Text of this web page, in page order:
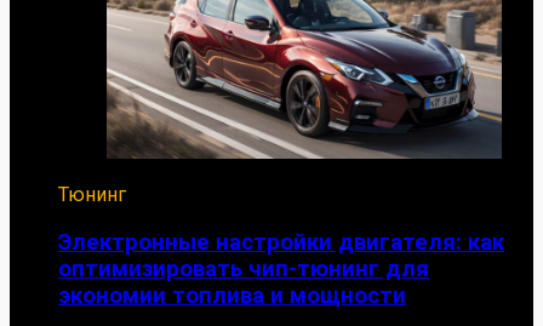
Тюнинг
Электронные настройки двигателя: как
оптимизировать чип-тюнинг для
экономии топлива и мощности